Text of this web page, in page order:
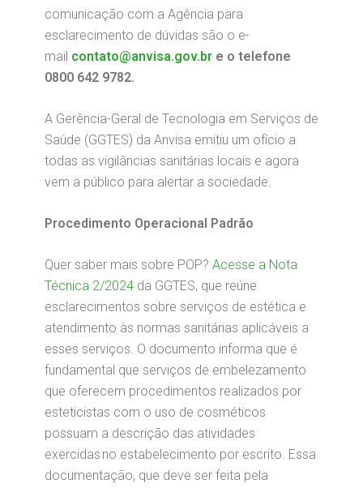
comunicação com a Agência para
esclarecimento de dúvidas são o e-
mail contato@anvisa.gov.br e o telefone
0800 642 9782.
A Gerência-Geral de Tecnologia em Serviços de
Saúde (GGTES) da Anvisa emitiu um ofício a
todas as vigilâncias sanitárias locais e agora
vem a público para alertar a sociedade.
Procedimento Operacional Padrão
Quer saber mais sobre POP? Acesse a Nota
Técnica 2/2024 da GGTES, que reúne
esclarecimentos sobre serviços de estética e
atendimento às normas sanitárias aplicáveis a
esses serviços. O documento informa que é
fundamental que serviços de embelezamento
que oferecem procedimentos realizados por
esteticistas com o uso de cosméticos
possuam a descrição das atividades
exercidas no estabelecimento por escrito. Essa
documentação, que deve ser feita pela